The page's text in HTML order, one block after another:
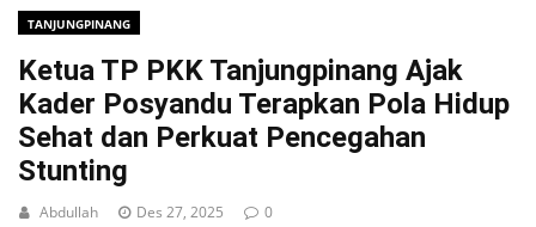
TANJUNGPINANG
Ketua TP PKK Tanjungpinang Ajak
Kader Posyandu Terapkan Pola Hidup
Sehat dan Perkuat Pencegahan
Stunting
Abdullah Des 27, 2025 0